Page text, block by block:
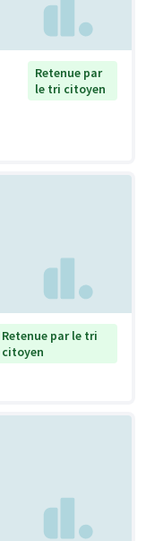
Retenue par
le tri citoyen
Retenue par le tri
citoyen